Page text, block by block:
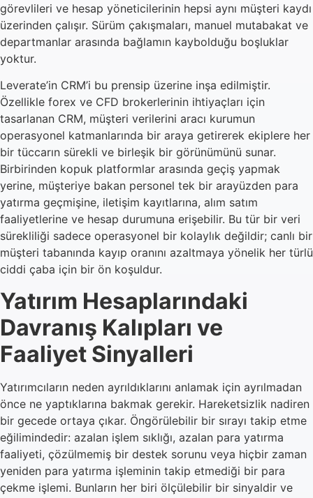
görevlileri ve hesap yöneticilerinin hepsi aynı müşteri kaydı
üzerinden çalışır. Sürüm çakışmaları, manuel mutabakat ve
departmanlar arasında bağlamın kaybolduğu boşluklar
yoktur.
Leverate’in CRM’i bu prensip üzerine inşa edilmiştir.
Özellikle forex ve CFD brokerlerinin ihtiyaçları için
tasarlanan CRM, müşteri verilerini aracı kurumun
operasyonel katmanlarında bir araya getirerek ekiplere her
bir tüccarın sürekli ve birleşik bir görünümünü sunar.
Birbirinden kopuk platformlar arasında geçiş yapmak
yerine, müşteriye bakan personel tek bir arayüzden para
yatırma geçmişine, iletişim kayıtlarına, alım satım
faaliyetlerine ve hesap durumuna erişebilir. Bu tür bir veri
sürekliliği sadece operasyonel bir kolaylık değildir; canlı bir
müşteri tabanında kayıp oranını azaltmaya yönelik her türlü
ciddi çaba için bir ön koşuldur.
Yatırım Hesaplarındaki
Davranış Kalıpları ve
Faaliyet Sinyalleri
Yatırımcıların neden ayrıldıklarını anlamak için ayrılmadan
önce ne yaptıklarına bakmak gerekir. Hareketsizlik nadiren
bir gecede ortaya çıkar. Öngörülebilir bir sırayı takip etme
eğilimindedir: azalan işlem sıklığı, azalan para yatırma
faaliyeti, çözülmemiş bir destek sorunu veya hiçbir zaman
yeniden para yatırma işleminin takip etmediği bir para
çekme işlemi. Bunların her biri ölçülebilir bir sinyaldir ve